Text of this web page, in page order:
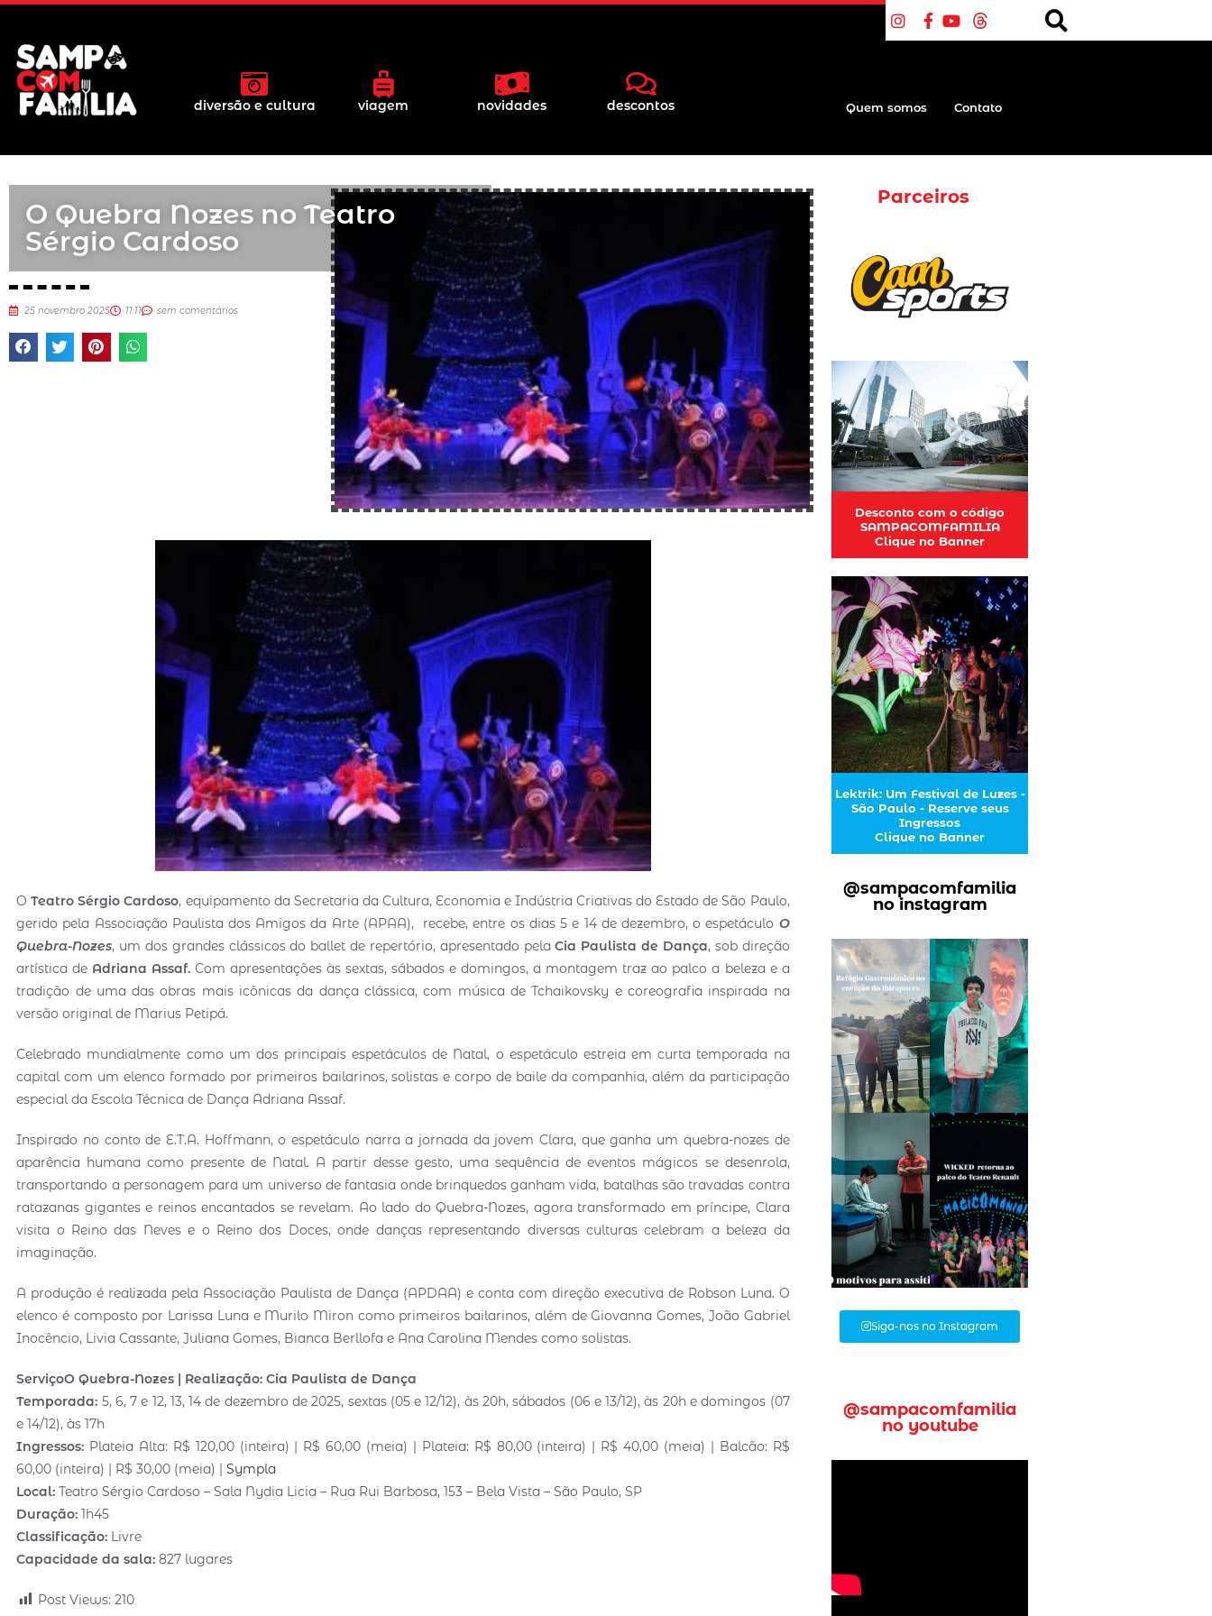
diversão e cultura viagem novidades descontos Quem somos Contato
O Quebra Nozes no Teatro
Sérgio Cardoso
25 novembro 2025 11:11 sem comentários
O Teatro Sérgio Cardoso, equipamento da Secretaria da Cultura, Economia e Indústria Criativas do Estado de São Paulo,
gerido pela Associação Paulista dos Amigos da Arte (APAA), recebe, entre os dias 5 e 14 de dezembro, o espetáculo O
Quebra-Nozes, um dos grandes clássicos do ballet de repertório, apresentado pela Cia Paulista de Dança, sob direção
artística de Adriana Assaf. Com apresentações às sextas, sábados e domingos, a montagem traz ao palco a beleza e a
tradição de uma das obras mais icônicas da dança clássica, com música de Tchaikovsky e coreografia inspirada na
versão original de Marius Petipá.
Celebrado mundialmente como um dos principais espetáculos de Natal, o espetáculo estreia em curta temporada na
capital com um elenco formado por primeiros bailarinos, solistas e corpo de baile da companhia, além da participação
especial da Escola Técnica de Dança Adriana Assaf.
Inspirado no conto de E.T.A. Hoffmann, o espetáculo narra a jornada da jovem Clara, que ganha um quebra-nozes de
aparência humana como presente de Natal. A partir desse gesto, uma sequência de eventos mágicos se desenrola,
transportando a personagem para um universo de fantasia onde brinquedos ganham vida, batalhas são travadas contra
ratazanas gigantes e reinos encantados se revelam. Ao lado do Quebra-Nozes, agora transformado em príncipe, Clara
visita o Reino das Neves e o Reino dos Doces, onde danças representando diversas culturas celebram a beleza da
imaginação.
A produção é realizada pela Associação Paulista de Dança (APDAA) e conta com direção executiva de Robson Luna. O
elenco é composto por Larissa Luna e Murilo Miron como primeiros bailarinos, além de Giovanna Gomes, João Gabriel
Inocêncio, Livia Cassante, Juliana Gomes, Bianca Berllofa e Ana Carolina Mendes como solistas.
ServiçoO Quebra-Nozes | Realização: Cia Paulista de Dança
Temporada: 5, 6, 7 e 12, 13, 14 de dezembro de 2025, sextas (05 e 12/12), às 20h, sábados (06 e 13/12), às 20h e domingos (07
e 14/12), às 17h
Ingressos: Plateia Alta: R$ 120,00 (inteira) | R$ 60,00 (meia) | Plateia: R$ 80,00 (inteira) | R$ 40,00 (meia) | Balcão: R$
60,00 (inteira) | R$ 30,00 (meia) |Sympla
Local: Teatro Sérgio Cardoso – Sala Nydia Licia – Rua Rui Barbosa, 153 – Bela Vista – São Paulo, SP
Duração:1h45
Classificação: Livre
Capacidade da sala: 827 lugares
Post Views: 210
Parceiros
Desconto com o código
SAMPACOMFAMILIA
Clique no Banner
Lektrik: Um Festival de Luzes -
São Paulo - Reserve seus
Ingressos
Clique no Banner
@sampacomfamilia
no instagram
Siga-nos no Instagram
@sampacomfamilia
no youtube